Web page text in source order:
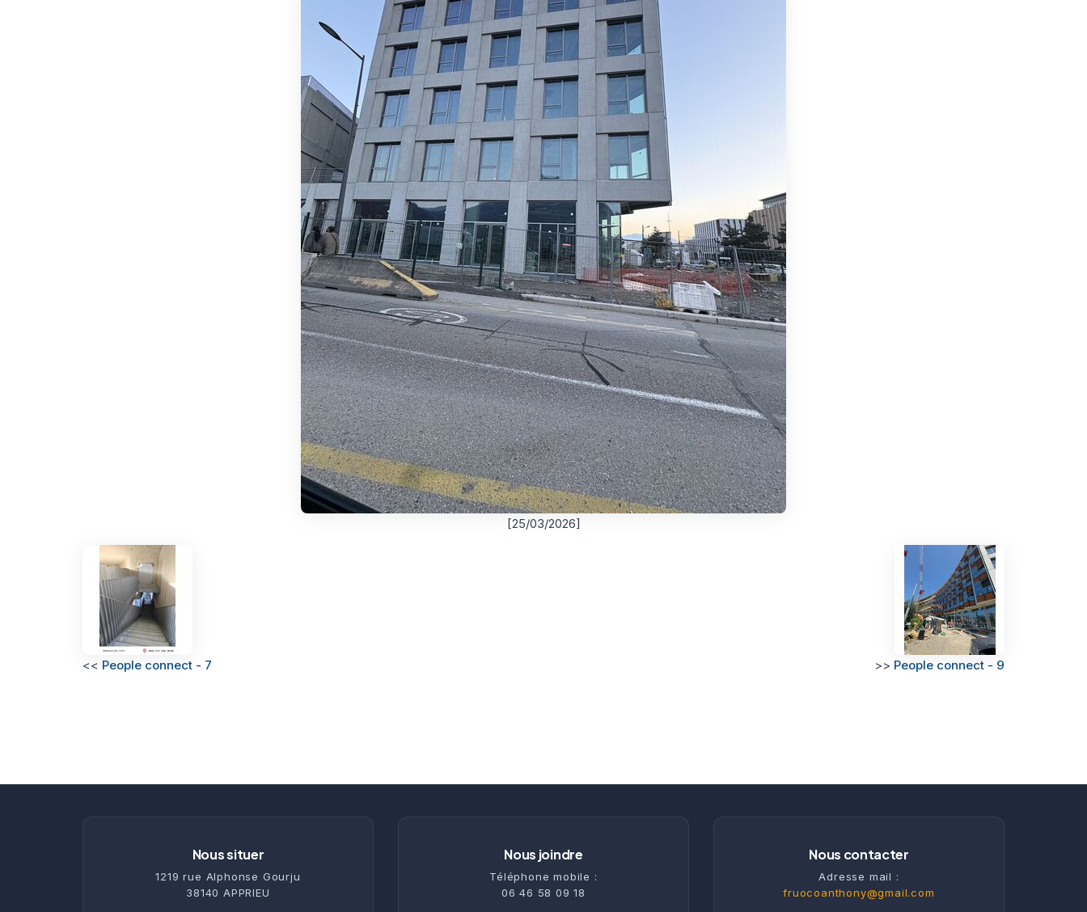
[25/03/2026]
<< People connect - 7 >> People connect - 9
Nous situer
1219 rue Alphonse Gourju
38140 APPRIEU
Nous joindre
Téléphone mobile :
06 46 58 09 18
Nous contacter
Adresse mail :
fruocoanthony@gmail.com